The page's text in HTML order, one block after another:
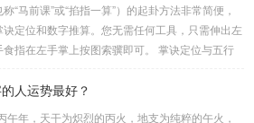
以清晰地通过下图展现：二、 核心安星诀详解1.
（定帝星）这是所有安星的第一步，至关重要。口
机星逆行，隔一阳武天同行，...
“马前课”或“掐指一算”）的起卦方法非常简便，
定位和数字推算。您无需任何工具，只需伸出左
食指在左手掌上按图索骥即可。 掌诀定位与五行
位于食指指尖，属水，玄武，主数2、7、8，凶。
人运势最好？
午年，天干为炽烈的丙火，地支为纯粹的午火，